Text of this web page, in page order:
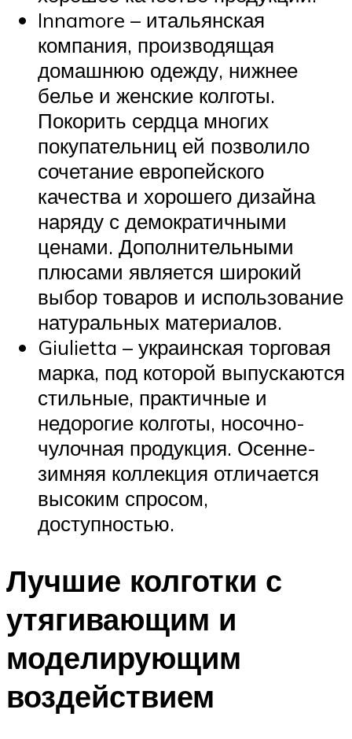
Innamore – итальянская
компания, производящая
домашнюю одежду, нижнее
белье и женские колготы.
Покорить сердца многих
покупательниц ей позволило
сочетание европейского
качества и хорошего дизайна
наряду с демократичными
ценами. Дополнительными
плюсами является широкий
выбор товаров и использование
натуральных материалов.
Giulietta – украинская торговая
марка, под которой выпускаются
стильные, практичные и
недорогие колготы, носочно-
чулочная продукция. Осенне-
зимняя коллекция отличается
высоким спросом,
доступностью.
Лучшие колготки с
утягивающим и
моделирующим
воздействием